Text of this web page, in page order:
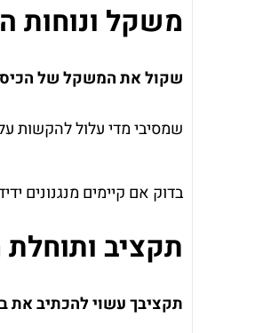
משקל ונוחות
שקול את המשקל של
שמסיבי מדי עלול להקשות
בדוק אם קיימים מנגנונים
תקציב ותוחלת
תקציבך עשוי להכתיב את